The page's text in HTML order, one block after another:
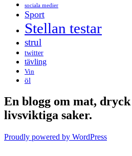
sociala medier
Sport
Stellan testar
strul
twitter
tävling
Vin
öl
En blogg om mat,
livsviktiga saker.
Proudly powered by WordPress